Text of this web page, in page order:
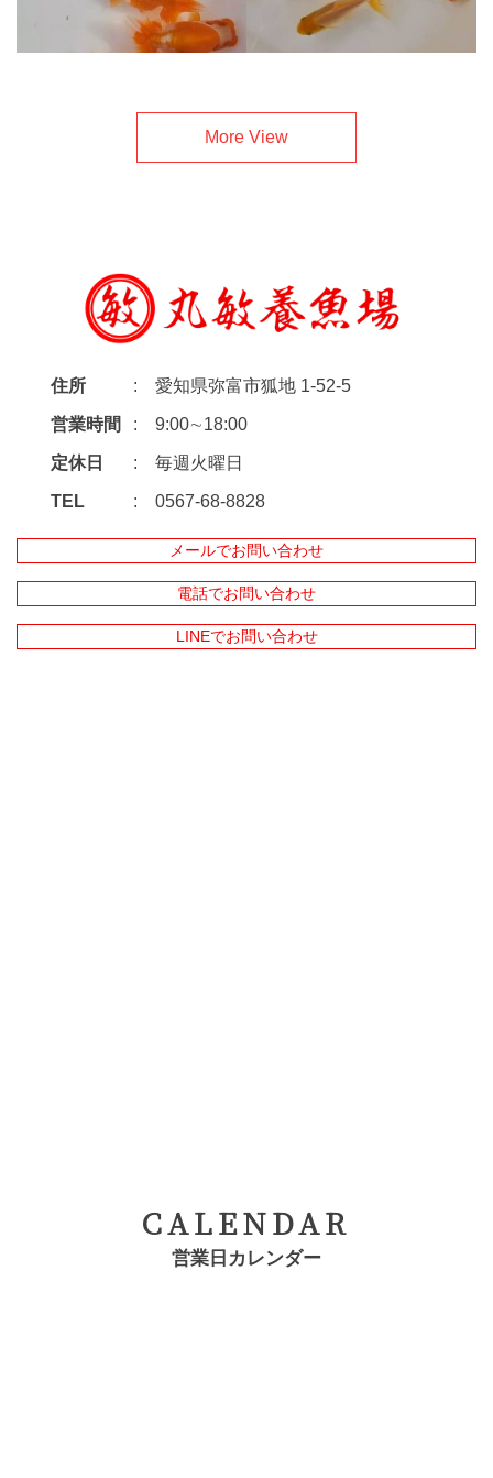
More View
住所 愛知県弥富市狐地 1-52-5
営業時間 9:00∼18:00
定休日 毎週火曜日
TEL 0567-68-8828
メールでお問い合わせ
電話でお問い合わせ
LINEでお問い合わせ
CALENDAR
営業日カレンダー